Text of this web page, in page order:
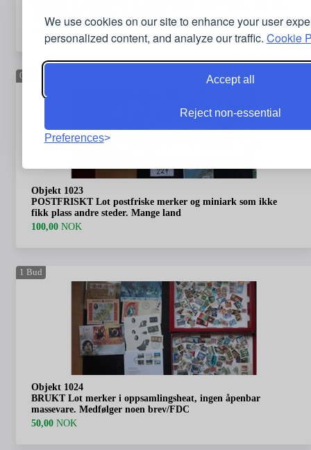
We use cookies on our site to enhance your user
personalized content, and analyze our traffic. Cookie
Accept all
Reject non-essential
Preferences
Gammelt og nytt om hverandre
0
Objekt 1023
POSTFRISKT Lot postfriske merker og miniark som ikke
fikk plass andre steder. Mange land
100,00 NOK
1 Bud
Objekt 1024
BRUKT Lot merker i oppsamlingsheat, ingen åpenbar
massevare. Medfølger noen brev/FDC
50,00 NOK